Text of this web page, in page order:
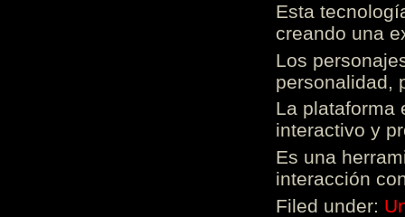
Esta
creando una
Los
personalidad,
La plataforma
interactivo y
Es una
interacción
Filed under: